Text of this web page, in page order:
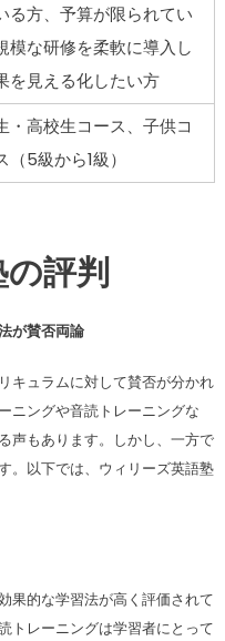
る方、予算が限られてい
模な研修を柔軟に導入し
を見える化したい方
・高校生コース、子供コ
5級から1級）
の評判
が賛否両論
キュラムに対して賛否が分かれ
ニングや音読トレーニングな
声もあります。しかし、一方で
。以下では、ウィリーズ英語塾
果的な学習法が高く評価されて
トレーニングは学習者にとって